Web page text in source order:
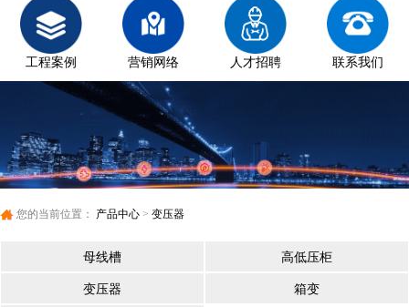
工程案例 营销网络 人才招聘 联系我们
您的当前位置： 产品中心 > 变压器
母线槽 高低压柜
变压器 箱变